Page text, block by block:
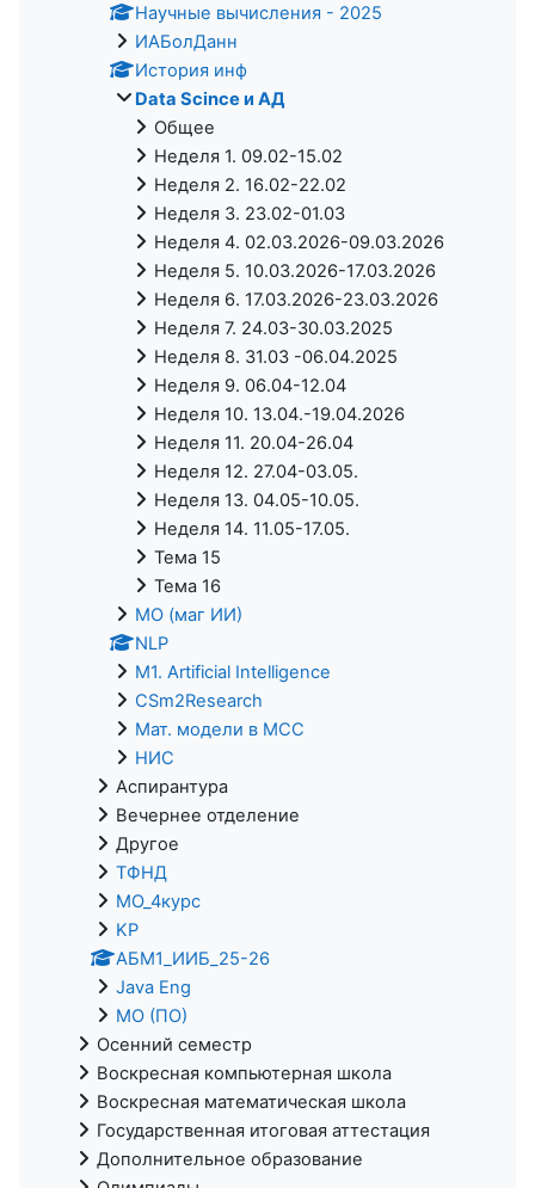
Научные вычисления - 2025
ИАБолДанн
История инф
Data Scince и АД
Общее
Неделя 1. 09.02-15.02
Неделя 2. 16.02-22.02
Неделя 3. 23.02-01.03
Неделя 4. 02.03.2026-09.03.2026
Неделя 5. 10.03.2026-17.03.2026
Неделя 6. 17.03.2026-23.03.2026
Неделя 7. 24.03-30.03.2025
Неделя 8. 31.03 -06.04.2025
Неделя 9. 06.04-12.04
Неделя 10. 13.04.-19.04.2026
Неделя 11. 20.04-26.04
Неделя 12. 27.04-03.05.
Неделя 13. 04.05-10.05.
Неделя 14. 11.05-17.05.
Тема 15
Тема 16
МО (маг ИИ)
NLP
M1. Artificial Intelligence
CSm2Research
Мат. модели в МСС
НИС
Аспирантура
Вечернее отделение
Другое
ТФНД
МО_4курс
KP
АБМ1_ИИБ_25-26
Java Eng
МО (ПО)
Осенний семестр
Воскресная компьютерная школа
Воскресная математическая школа
Государственная итоговая аттестация
Дополнительное образование